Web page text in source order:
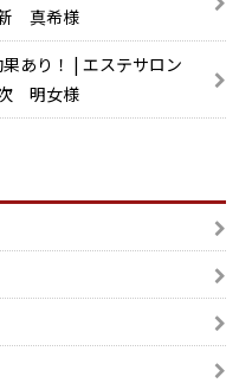
新 真希様
あり！ | エステサロン
明女様